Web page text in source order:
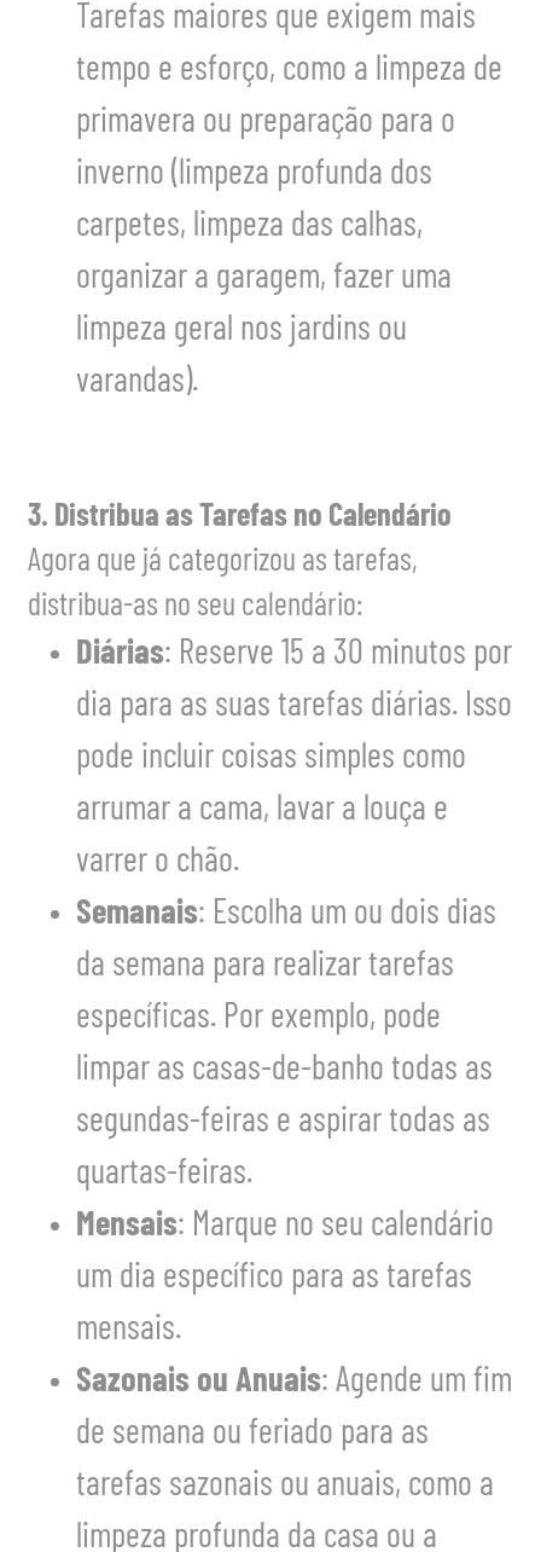
Tarefas maiores que exigem mais
tempo e esforço, como a limpeza de
primavera ou preparação para o
inverno (limpeza profunda dos
carpetes, limpeza das calhas,
organizar a garagem, fazer uma
limpeza geral nos jardins ou
varandas).
3. Distribua as Tarefas no Calendário
Agora que já categorizou as tarefas,
distribua-as no seu calendário:
Diárias: Reserve 15 a 30 minutos por
dia para as suas tarefas diárias. Isso
pode incluir coisas simples como
arrumar a cama, lavar a louça e
varrer o chão.
Semanais: Escolha um ou dois dias
da semana para realizar tarefas
específicas. Por exemplo, pode
limpar as casas-de-banho todas as
segundas-feiras e aspirar todas as
quartas-feiras.
Mensais: Marque no seu calendário
um dia específico para as tarefas
mensais.
Sazonais ou Anuais: Agende um fim
de semana ou feriado para as
tarefas sazonais ou anuais, como a
limpeza profunda da casa ou a